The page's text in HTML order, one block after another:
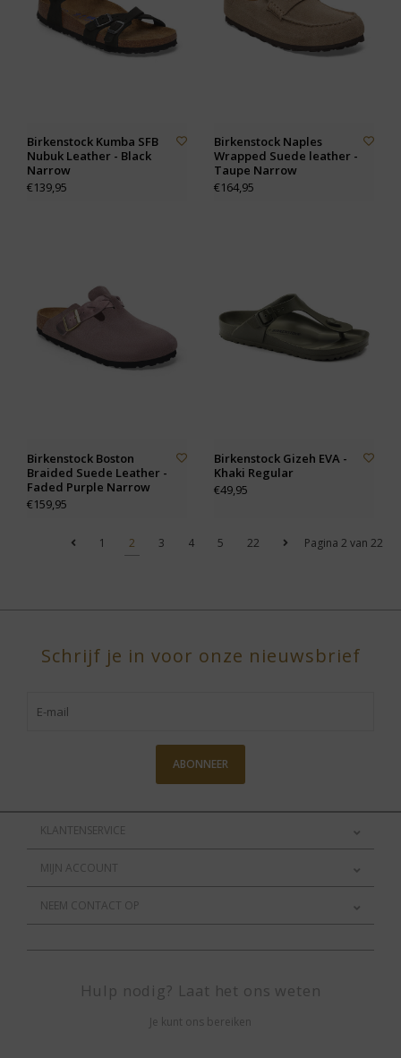
Birkenstock Kumba SFB
Nubuk Leather - Black
Narrow
€139,95
Birkenstock Naples
Wrapped Suede leather -
Taupe Narrow
€164,95
Birkenstock Boston
Braided Suede Leather -
Faded Purple Narrow
€159,95
Birkenstock Gizeh EVA -
Khaki Regular
€49,95
Pagina 2 van 22
1 2 3 4 5 22
Schrijf je in voor onze nieuwsbrief
ABONNEER
KLANTENSERVICE
MIJN ACCOUNT
NEEM CONTACT OP
Hulp nodig? Laat het ons weten
Je kunt ons bereiken